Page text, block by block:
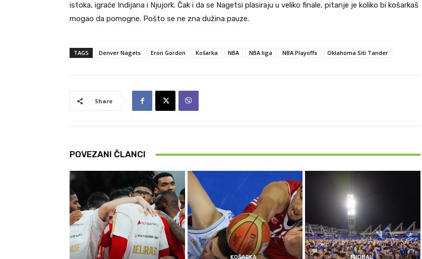
istoka, igraće Indijana i Njujork. Čak i da se Nagetsi plasiraju u veliko finale, pitanje je koliko bi košarkaš
mogao da pomogne. Pošto se ne zna dužina pauze.
TAGS Denver Nagets Eron Gordon Košarka NBA NBA liga NBA Playoffs Oklahoma Siti Tander
Share
POVEZANI ČLANCI
KOŠARKA FUDBAL